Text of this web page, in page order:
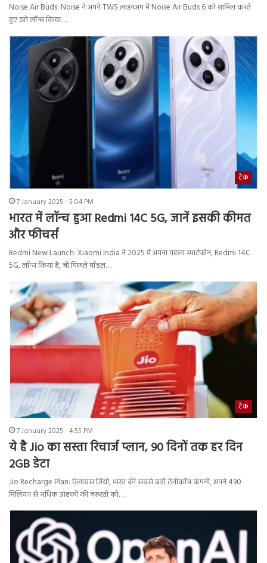
Noise Air Buds: Noise ने अपने TWS लाइनअप में Noise Air Buds 6 को शामिल करते
हुए इसे लॉन्च किया…
टेक
7 January 2025 - 5:04 PM
भारत में लॉन्‍च हुआ Redmi 14C 5G, जानें इसकी कीमत
और फीचर्स
Redmi New Launch: Xiaomi India ने 2025 में अपना पहला स्मार्टफोन, Redmi 14C
5G, लॉन्च किया है, जो पिछले मॉडल…
टेक
7 January 2025 - 4:55 PM
ये है Jio का सस्ता र‍िचार्ज प्लान, 90 द‍िनों तक हर दिन
2GB डेटा
Jio Recharge Plan: रिलायंस जियो, भारत की सबसे बड़ी टेलीकॉम कंपनी, अपने 490
मिलियन से अधिक ग्राहकों की जरूरतों को…